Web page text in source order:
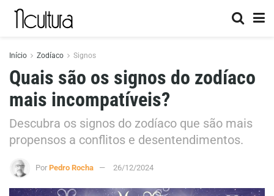
Início Zodíaco Signos
Quais são os signos do zodíaco
mais incompatíveis?
Descubra os signos do zodíaco que são mais
propensos a conflitos e desentendimentos.
Por Pedro Rocha 26/12/2024